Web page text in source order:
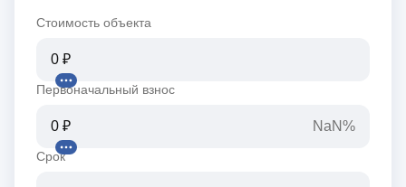
Стоимость объекта
Первоначальный взнос
NaN%
Срок